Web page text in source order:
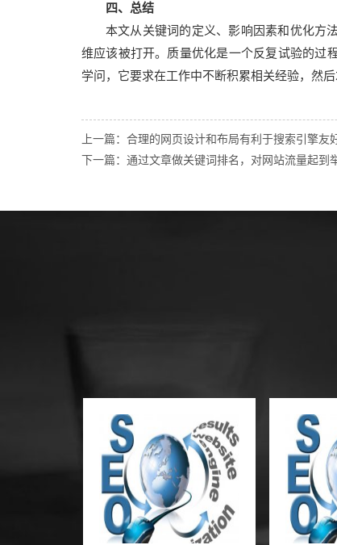
四、总结
本文从关键词的定义、影响因素和优化方
维应该被打开。质量优化是一个反复试验的过
学问，它要求在工作中不断积累相关经验，然后
上一篇：合理的网页设计和布局有利于搜索引擎友
下一篇：通过文章做关键词排名，对网站流量起到